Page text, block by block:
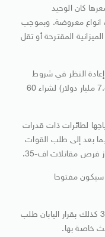
بوينج اف-15 إذ ان سعرها كان الوحيد
انواع معروضة. وبموجب
المقترحة أو تقل
إعادة النظر في شروط
العرض البالغة قيمته 8.3 تريليون وون (7.81 مليار دولار) لشراء 60
لطائرات ذات قدرات
بعد إلى طلب القوات
فرص مقاتلات اف-35.
سيكون مفتوحا
وتأثر تحول كوريا الجنوبية إلى طائرات اف-35 كذلك بقرار اليابان طلب
خاصة بها.